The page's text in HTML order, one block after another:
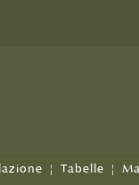
| Tabelle |